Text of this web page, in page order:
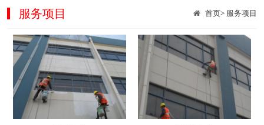
服务项目 首页> 服务项目